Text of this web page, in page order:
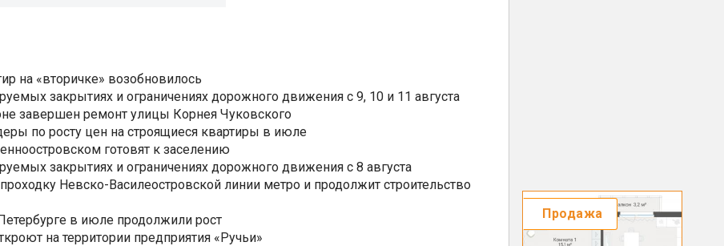
на «вторичке» возобновилось
закрытиях и ограничениях дорожного движения с 9, 10 и 11 августа
завершен ремонт улицы Корнея Чуковского
по росту цен на строящиеся квартиры в июле
готовят к заселению
закрытиях и ограничениях дорожного движения с 8 августа
Невско-Василеостровской линии метро и продолжит строительство
в июле продолжили рост
на территории предприятия «Ручьи»
Продажа